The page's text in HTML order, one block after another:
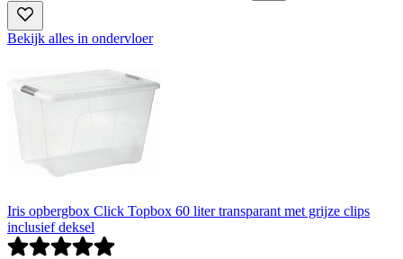
Bekijk alles in ondervloer
Iris opbergbox Click Topbox 60 liter transparant met grijze clips
inclusief deksel